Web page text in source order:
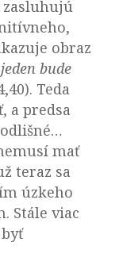
zasluhujú
obraz
bude
Teda
a predsa
mať
teraz sa
úzkeho
Stále viac